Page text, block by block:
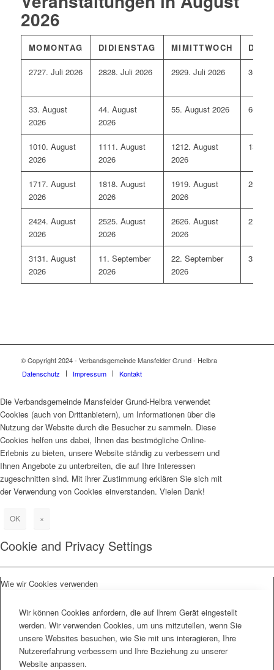
2026
MOMONTAG DI DIENSTAG MIMITTWOCH DO
2727. Juli 2026 2828. Juli 2026 2929. Juli 2026 30
33. August
2026
44. August
2026
55. August 2026 66.
1010. August
2026
1111. August
2026
1212. August
2026
13
1717. August
2026
1818. August
2026
1919. August
2026
20
2424. August
2026
2525. August
2026
2626. August
2026
27
3131. August
2026
11. September
2026
22. September
2026
33.
© Copyright 2024 - Verbandsgemeinde Mansfelder Grund - Helbra
Datenschutz
Impressum Kontakt
Die Verbandsgemeinde Mansfelder Grund-Helbra verwendet
Cookies (auch von Drittanbietern), um Informationen über die
Nutzung der Website durch die Besucher zu sammeln. Diese
Cookies helfen uns dabei, Ihnen das bestmögliche Online-
Erlebnis zu bieten, unsere Website ständig zu verbessern und
Ihnen Angebote zu unterbreiten, die auf Ihre Interessen
zugeschnitten sind. Mit ihrer Zustimmung erklären Sie sich mit
der Verwendung von Cookies einverstanden. Vielen Dank!
OK ×
Cookie and Privacy Settings
Wie wir Cookies verwenden
Wir können Cookies anfordern, die auf Ihrem Gerät eingestellt
werden. Wir verwenden Cookies, um uns mitzuteilen, wenn Sie
unsere Websites besuchen, wie Sie mit uns interagieren, Ihre
Nutzererfahrung verbessern und Ihre Beziehung zu unserer
Website anpassen.